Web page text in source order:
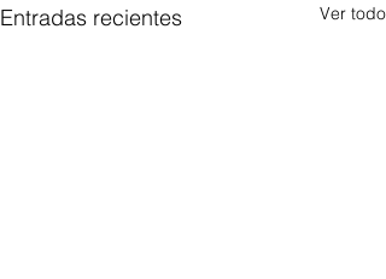
Entradas recientes Ver todo